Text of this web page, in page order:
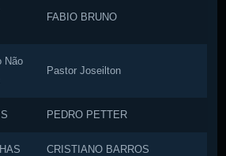
FABIO BRUNO
Não
Pastor Joseilton
PEDRO PETTER
CRISTIANO BARROS